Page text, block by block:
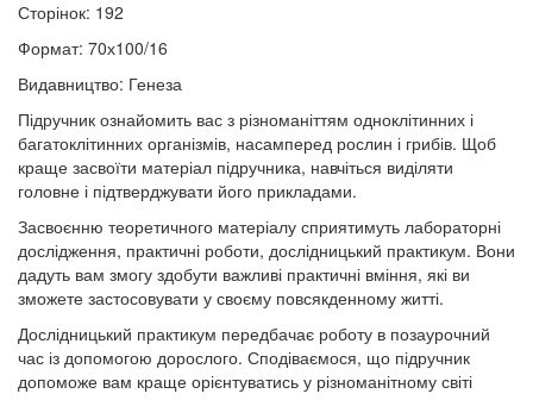
Сторінок: 192
Формат: 70х100/16
Видавництво: Генеза
Підручник ознайомить вас з різноманіттям одноклітинних і
багатоклітинних організмів, насамперед рослин і грибів. Щоб
краще засвоїти матеріал підручника, навчіться виділяти
головне і підтверджувати його прикладами.
Засвоєнню теоретичного матеріалу сприятимуть лабораторні
дослідження, практичні роботи, дослідницький практикум. Вони
дадуть вам змогу здобути важливі практичні вміння, які ви
зможете застосовувати у своєму повсякденному житті.
Дослідницький практикум передбачає роботу в позаурочний
час із допомогою дорослого. Сподіваємося, що підручник
допоможе вам краще орієнтуватись у різноманітному світі